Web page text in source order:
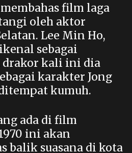
film laga
oleh aktor
Lee Min Ho,
sebagai
drakor kali ini dia
karakter Jong
kumuh.
ada di film
ini akan
balik suasana di kota